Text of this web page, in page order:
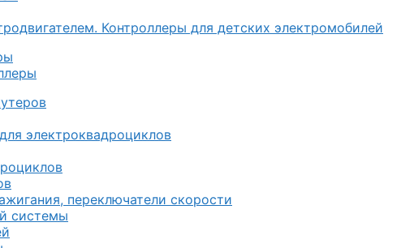
Контроллеры для детских электромобилей
электроквадроциклов
переключатели скорости
системы